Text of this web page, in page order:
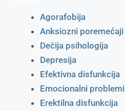
Agorafobija
Anksiozni poremećaji
Dečija psihologija
Depresija
Efektivna disfunkcija
Emocionalni problemi
Erektilna disfunkcija